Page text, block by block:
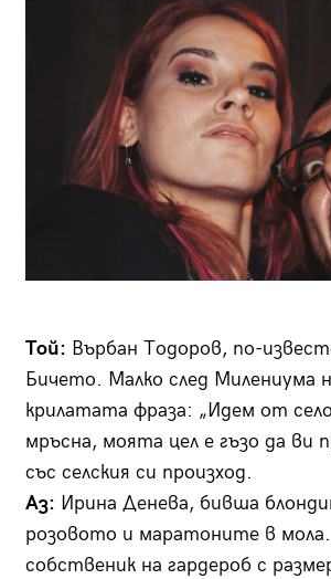
Той: Върбан Тодоров, по-
Бичето. Малко след Милениума
крилатата фраза: „Идем от
мръсна, моята цел е гъзо да ви
със селския си произход.
Аз: Ирина Денева, бивша
розовото и маратоните в
собственик на гардероб с